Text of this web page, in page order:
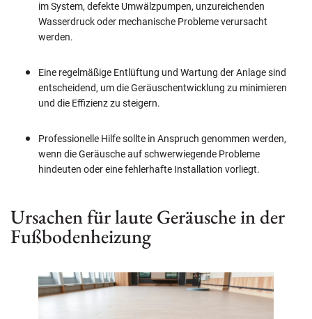
im System, defekte Umwälzpumpen, unzureichenden
Wasserdruck oder mechanische Probleme verursacht
werden.
Eine regelmäßige Entlüftung und Wartung der Anlage sind
entscheidend, um die Geräuschentwicklung zu minimieren
und die Effizienz zu steigern.
Professionelle Hilfe sollte in Anspruch genommen werden,
wenn die Geräusche auf schwerwiegende Probleme
hindeuten oder eine fehlerhafte Installation vorliegt.
Ursachen für laute Geräusche in der
Fußbodenheizung